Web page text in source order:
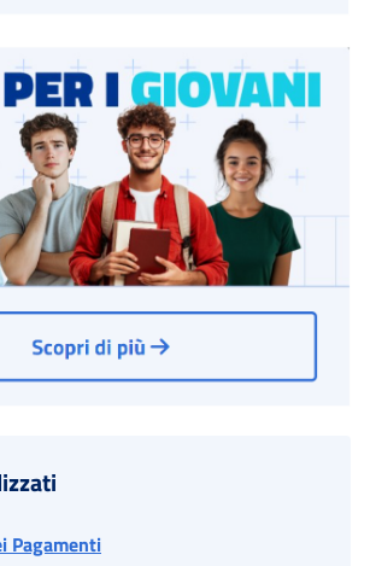
Pagamenti